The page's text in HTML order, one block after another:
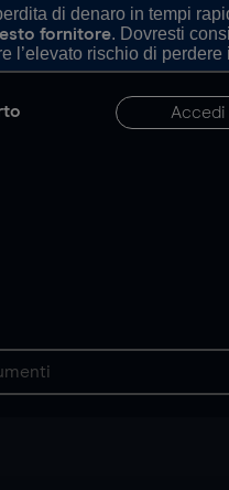
di denaro in tempi
fornitore. Dovresti
l’elevato rischio di perdere
Accedi